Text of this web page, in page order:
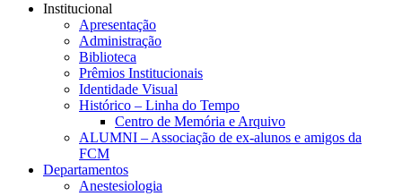
Institucional
Apresentação
Administração
Biblioteca
Prêmios Institucionais
Identidade Visual
Histórico – Linha do Tempo
Centro de Memória e Arquivo
ALUMNI – Associação de ex-alunos e amigos da
FCM
Departamentos
Anestesiologia